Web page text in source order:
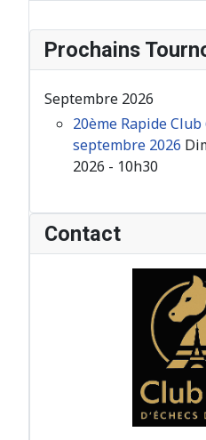
Prochains
Septembre 2026
20ème Rapide
septembre 2026
2026 - 10h30
Contact